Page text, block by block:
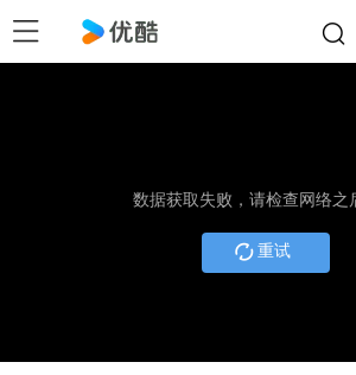
数据获取失败，请检查网络之
重试